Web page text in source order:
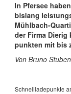
In Pfersee
bislang
Mühlbach-
der Firma
punkten mit bis
Von Bruno
Schnell­lade­punkte